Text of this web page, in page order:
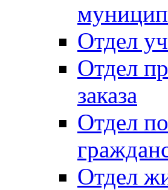
Отдел
Отдел
заказа
Отдел
Отдел